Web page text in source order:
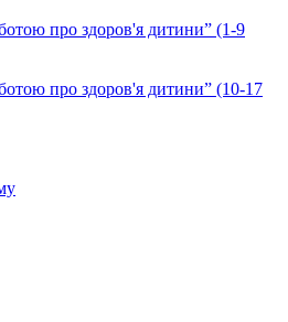
про здоров'я дитини” (1-9
про здоров'я дитини” (10-17